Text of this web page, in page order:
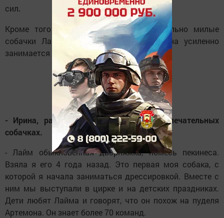
сил.
Кроме того у Ирины есть две удивительно милые
собачки Лаймон и Мэй, с которыми она усиленно
занимается дрессировкой.
- Ирина, расскажи немного о своих замечательных
собачках.
- Лайм обыкновенная дворняжка, помесь пекинеса.
Взяла я его 4 года назад. Это первая моя собака, с
которой я начала заниматься дрессировкой. Вместе с
ним мы выступали в цирке и на детских праздниках.
Дети любят Лайма и говорят, что он похож на пуделя
Артемона. Он знает более 70 команд.